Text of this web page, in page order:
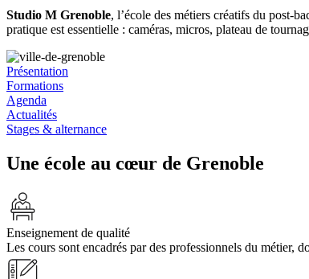
Studio M Grenoble, l’école des métiers créatifs du post-
pratique est essentielle : caméras, micros, plateau de
Présentation
Formations
Agenda
Actualités
Stages & alternance
Une école au cœur de Grenoble
Enseignement de qualité
Les cours sont encadrés par des professionnels du